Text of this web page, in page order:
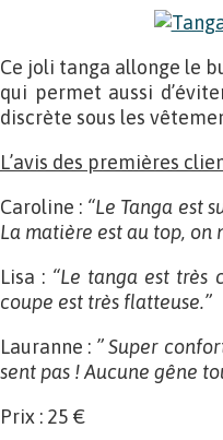
Ce joli tanga allonge le
qui permet aussi
discrète sous les
L’avis des premières
Caroline : “Le Tanga est
La matière est au top, on
Lisa : “Le tanga est très
coupe est très flatteuse.”
Lauranne : ” Super
sent pas ! Aucune gêne
Prix : 25 €